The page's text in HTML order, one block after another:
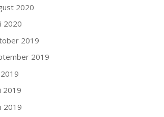
2020
2020
2019
2019
2019
2019
2019